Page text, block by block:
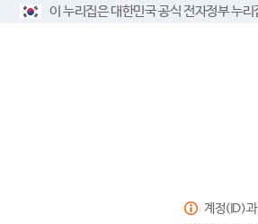
이 누리집은 대한민국 공식 전자정부 누리
계정(ID)과